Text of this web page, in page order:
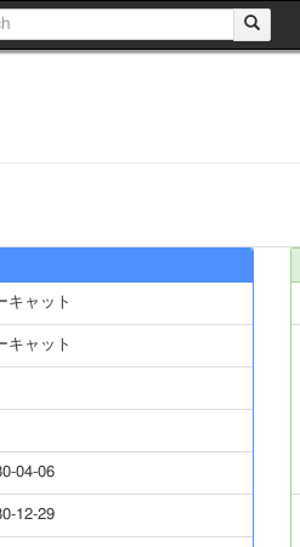
キャット
キャット
04-06
12-29